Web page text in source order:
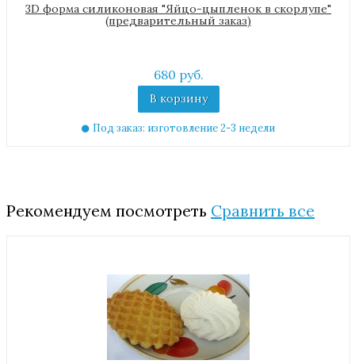
3D форма силиконовая "Яйцо-цыпленок в скорлупе"
(предварительный заказ)
680 руб.
В корзину
Под заказ: изготовление 2-3 недели
Рекомендуем посмотреть Сравнить все